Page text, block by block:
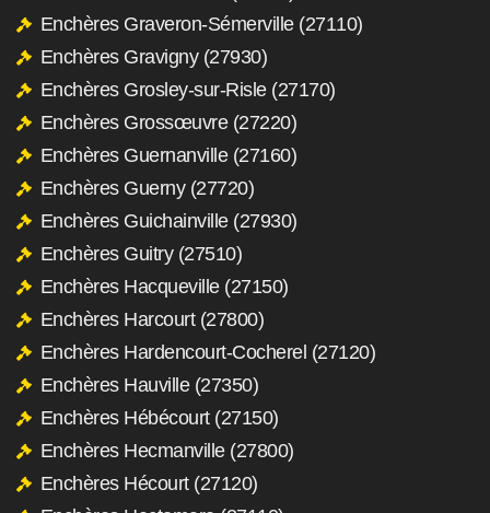
Enchères Graveron-Sémerville (27110)
Enchères Gravigny (27930)
Enchères Grosley-sur-Risle (27170)
Enchères Grossœuvre (27220)
Enchères Guernanville (27160)
Enchères Guerny (27720)
Enchères Guichainville (27930)
Enchères Guitry (27510)
Enchères Hacqueville (27150)
Enchères Harcourt (27800)
Enchères Hardencourt-Cocherel (27120)
Enchères Hauville (27350)
Enchères Hébécourt (27150)
Enchères Hecmanville (27800)
Enchères Hécourt (27120)